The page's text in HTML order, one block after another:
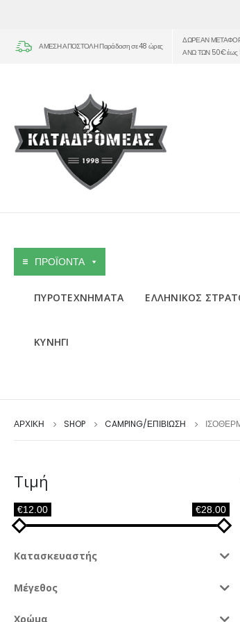
ΑΜΕΣΗ ΑΠΟΣΤΟΛΗ Παράδοση σε 48 ώρες
ΔΩΡΕΑΝ
ΑΝΩ ΤΩΝ 50€ έως
ΠΡΟΪΟΝΤΑ
ΠΥΡΟΤΕΧΝΗΜΑΤΑ ΕΛΛΗΝΙΚΟΣ
ΚΥΝΗΓΙ
ΑΡΧΙΚΉ SHOP CAMPING/ΕΠΙΒΙΩΣΗ
Τιμή
€12.00 €28.00
Κατασκευαστής
Μέγεθος
Χρώμα